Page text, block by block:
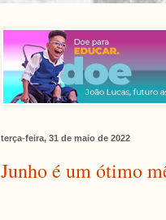
terça-feira, 31 de maio de 2022
Junho é um ótimo